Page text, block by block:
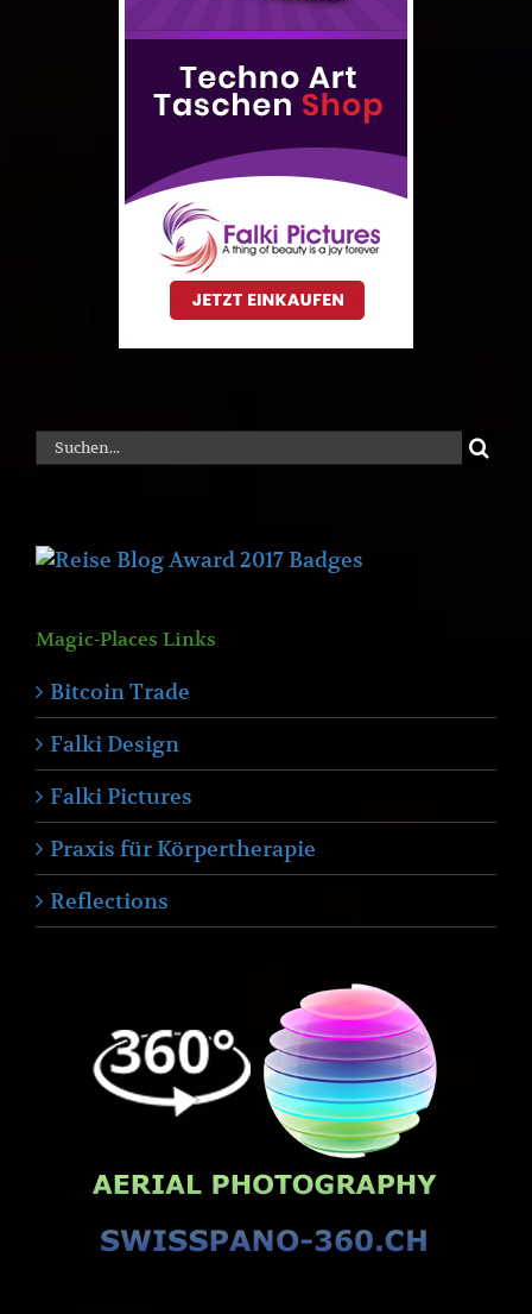
Suche
nach:
Magic-Places Links
Bitcoin Trade
Falki Design
Falki Pictures
Praxis für Körpertherapie
Reflections